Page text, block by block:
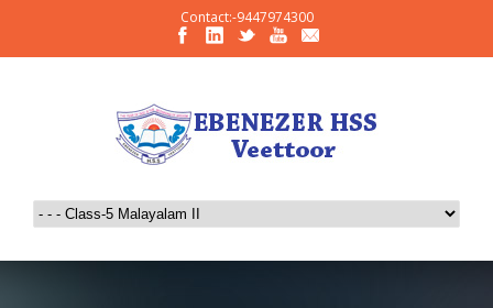
Contact:-9447974300